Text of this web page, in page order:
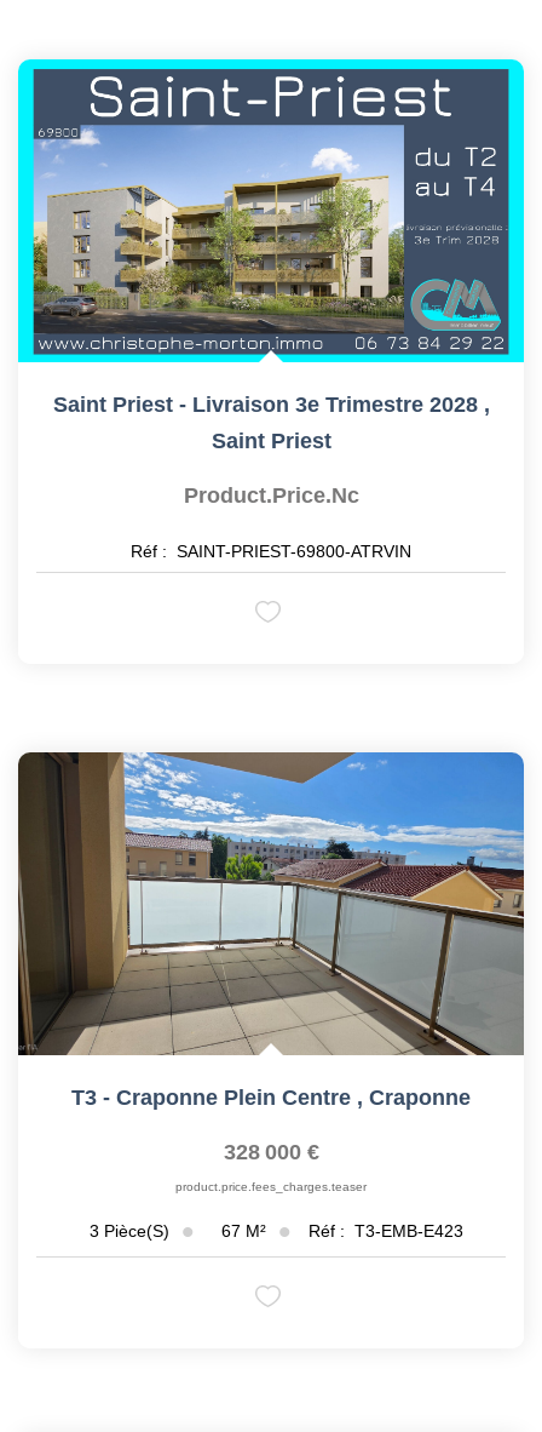
Saint Priest - Livraison 3e Trimestre 2028 ,
Saint Priest
Product.price.nc
Réf : SAINT-PRIEST-69800-ATRVIN
T3 - Craponne Plein Centre , Craponne
328 000 €
product.price.fees_charges.teaser
3 Pièce(s) 67 M² Réf : T3-EMB-E423